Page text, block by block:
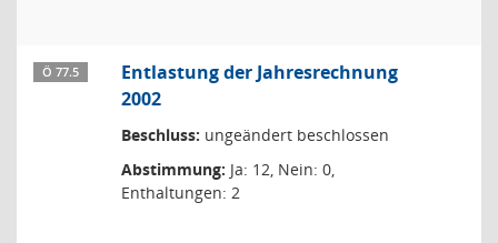
Ö 77.5
Entlastung der Jahresrechnung
2002
Beschluss: ungeändert beschlossen
Abstimmung: Ja: 12, Nein: 0,
Enthaltungen: 2